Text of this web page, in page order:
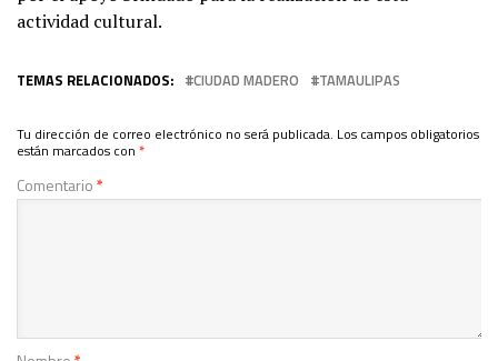
actividad cultural.
TEMAS RELACIONADOS: CIUDAD MADERO TAMAULIPAS
Tu dirección de correo electrónico no será publicada. Los campos obligatorios
están marcados con *
Comentario*